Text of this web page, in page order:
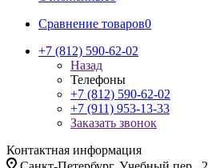
Сравнение товаров0
+7 (812) 590-62-02
Назад
Телефоны
+7 (812) 590-62-02
+7 (911) 953-13-33
Заказать звонок
Контактная информация